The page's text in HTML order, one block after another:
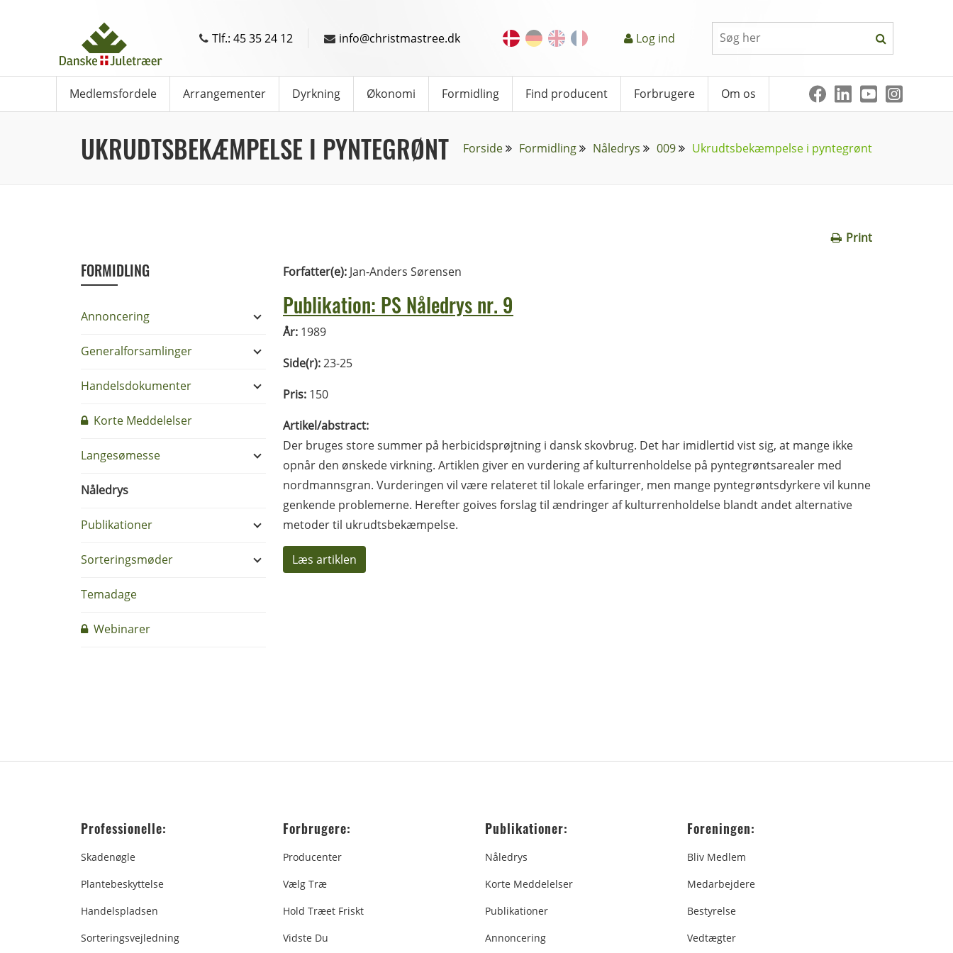
Tlf.: 45 35 24 12 info@christmastree.dk Log ind
Medlemsfordele Arrangementer Dyrkning Økonomi Formidling Find producent Forbrugere Om os
UKRUDTSBEKÆMPELSE I PYNTEGRØNT Forside Formidling Nåledrys 009 Ukrudtsbekæmpelse i pyntegrønt
Print
FORMIDLING
Annoncering
Generalforsamlinger
Handelsdokumenter
Korte Meddelelser
Langesømesse
Nåledrys
Publikationer
Sorteringsmøder
Temadage
Webinarer
Forfatter(e): Jan-Anders Sørensen
Publikation: PS Nåledrys nr. 9
År: 1989
Side(r):23-25
Pris: 150
Artikel/abstract:
Der bruges store summer på herbicidsprøjtning i dansk skovbrug. Det har imidlertid vist sig, at mange ikke
opnår den ønskede virkning. Artiklen giver en vurdering af kulturrenholdelse på pyntegrøntsarealer med
nordmannsgran. Vurderingen vil være relateret til lokale erfaringer, men mange pyntegrøntsdyrkere vil kunne
genkende problemerne. Herefter goives forslag til ændringer af kulturrenholdelse blandt andet alternative
metoder til ukrudtsbekæmpelse.
Læs artiklen
Professionelle:
Skadenøgle
Plantebeskyttelse
Handelspladsen
Sorteringsvejledning
Forbrugere:
Producenter
Vælg Træ
Hold Træet Friskt
Vidste Du
Publikationer:
Nåledrys
Korte Meddelelser
Publikationer
Annoncering
Foreningen:
Bliv Medlem
Medarbejdere
Bestyrelse
Vedtægter